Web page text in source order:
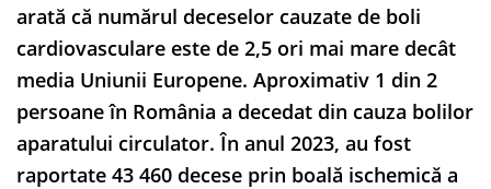
arată că numărul deceselor cauzate de boli
cardiovasculare este de 2,5 ori mai mare decât
media Uniunii Europene. Aproximativ 1 din 2
persoane în România a decedat din cauza bolilor
aparatului circulator. În anul 2023, au fost
raportate 43 460 decese prin boală ischemică a